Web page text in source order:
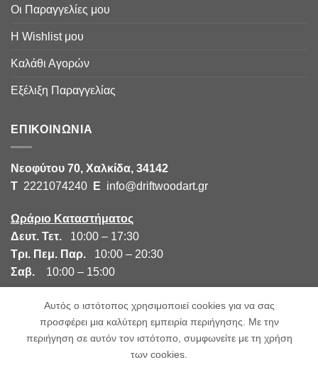
Οι Παραγγελίες μου
Η Wishlist μου
Καλάθι Αγορών
Εξέλιξη Παραγγελίας
ΕΠΙΚΟΙΝΩΝΙΑ
Νεοφύτου 70, Χαλκίδα, 34142
Τ 2221074240 E info@driftwoodart.gr
Ωράριο Καταστήματος
Δευτ. Τετ. 10:00 – 17:30
Τρι. Πεμ. Παρ. 10:00 – 20:30
Σαβ. 10:00 – 15:00
Αυτός ο ιστότοπος χρησιμοποιεί cookies για να σας
προσφέρει μια καλύτερη εμπειρία περιήγησης. Με την
περιήγηση σε αυτόν τον ιστότοπο, συμφωνείτε με τη χρήση
των cookies.